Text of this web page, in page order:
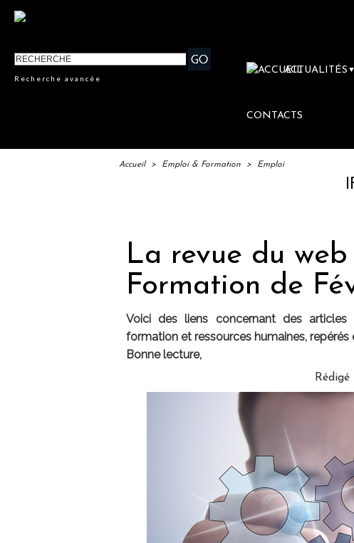
Recherche avancée
ACTUALITÉS ▼
CONTACTS
Accueil > Emploi & Formation > Emploi
IFTM :
La revue du
Formation de
Voici des liens concernant des articles
formation et ressources humaines, repérés
Bonne lecture,